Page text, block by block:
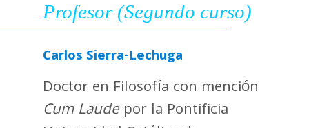
Profesor (Segundo curso)
Carlos Sierra-Lechuga
Doctor en Filosofía con mención
Cum Laudepor la Pontificia